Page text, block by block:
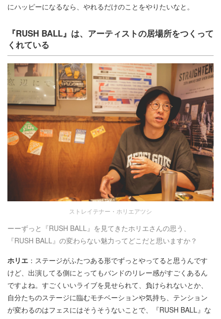
にハッピーになるなら、やれるだけのことをやりたいなと。
『RUSH BALL』は、アーティストの居場所をつくって
くれている
ストレイテナー・ホリエアツシ
ーーずっと『RUSH BALL』を見てきたホリエさんの思う、
『RUSH BALL』の変わらない魅力ってどこだと思いますか？
ホリエ ：ステージがふたつある形でずっとやってると思うんです
けど、出演してる側にとってもバンドのリレー感がすごくあるん
ですよね。すごくいいライブを見せられて、負けられないとか、
自分たちのステージに臨むモチベーションや気持ち、テンション
が変わるのはフェスにはそうそうないことで、『RUSH BALL』な